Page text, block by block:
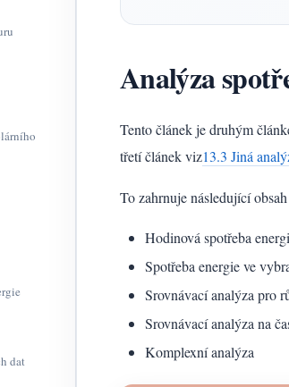
dat
Analýza
Tento článek je druhým
třetí článek viz13.3 Jiná
To zahrnuje následující
Hodinová spotřeba
Spotřeba energie ve
Srovnávací analýza pro
Srovnávací analýza na
Komplexní analýza